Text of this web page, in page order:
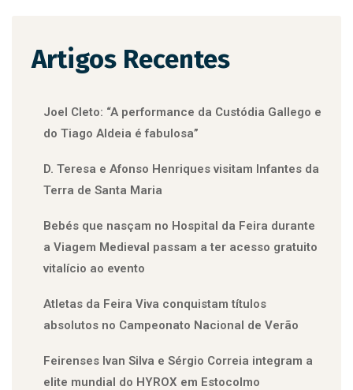
Artigos Recentes
Joel Cleto: “A performance da Custódia Gallego e
do Tiago Aldeia é fabulosa”
D. Teresa e Afonso Henriques visitam Infantes da
Terra de Santa Maria
Bebés que nasçam no Hospital da Feira durante
a Viagem Medieval passam a ter acesso gratuito
vitalício ao evento
Atletas da Feira Viva conquistam títulos
absolutos no Campeonato Nacional de Verão
Feirenses Ivan Silva e Sérgio Correia integram a
elite mundial do HYROX em Estocolmo